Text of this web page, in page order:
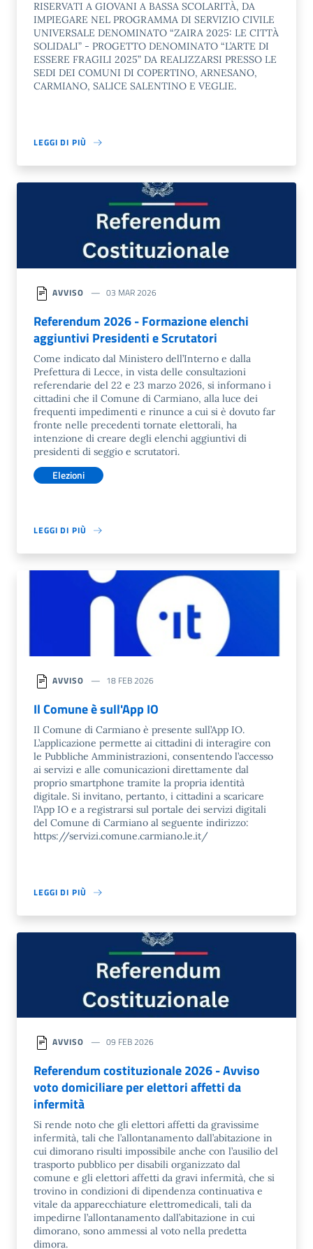
RISERVATI A GIOVANI A BASSA SCOLARITÀ, DA
IMPIEGARE NEL PROGRAMMA DI SERVIZIO CIVILE
UNIVERSALE DENOMINATO “ZAIRA 2025: LE CITTÀ
SOLIDALI” - PROGETTO DENOMINATO “L’ARTE DI
ESSERE FRAGILI 2025” DA REALIZZARSI PRESSO LE
SEDI DEI COMUNI DI COPERTINO, ARNESANO,
CARMIANO, SALICE SALENTINO E VEGLIE.
LEGGI DI PIÙ
AVVISO 03 MAR 2026
Referendum 2026 - Formazione elenchi
aggiuntivi Presidenti e Scrutatori
Come indicato dal Ministero dell’Interno e dalla
Prefettura di Lecce, in vista delle consultazioni
referendarie del 22 e 23 marzo 2026, si informano i
cittadini che il Comune di Carmiano, alla luce dei
frequenti impedimenti e rinunce a cui si è dovuto far
fronte nelle precedenti tornate elettorali, ha
intenzione di creare degli elenchi aggiuntivi di
presidenti di seggio e scrutatori.
Elezioni
LEGGI DI PIÙ
AVVISO 18 FEB 2026
Il Comune è sull'App IO
Il Comune di Carmiano è presente sull’App IO.
L’applicazione permette ai cittadini di interagire con
le Pubbliche Amministrazioni, consentendo l’accesso
ai servizi e alle comunicazioni direttamente dal
proprio smartphone tramite la propria identità
digitale. Si invitano, pertanto, i cittadini a scaricare
l’App IO e a registrarsi sul portale dei servizi digitali
del Comune di Carmiano al seguente indirizzo:
https://servizi.comune.carmiano.le.it/
LEGGI DI PIÙ
AVVISO 09 FEB 2026
Referendum costituzionale 2026 - Avviso
voto domiciliare per elettori affetti da
infermità
Si rende noto che gli elettori affetti da gravissime
infermità, tali che l’allontanamento dall’abitazione in
cui dimorano risulti impossibile anche con l’ausilio del
trasporto pubblico per disabili organizzato dal
comune e gli elettori affetti da gravi infermità, che si
trovino in condizioni di dipendenza continuativa e
vitale da apparecchiature elettromedicali, tali da
impedirne l’allontanamento dall’abitazione in cui
dimorano, sono ammessi al voto nella predetta
dimora.